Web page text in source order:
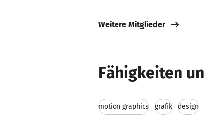
Weitere Mitglieder
Fähigkeiten
motion graphics grafik design